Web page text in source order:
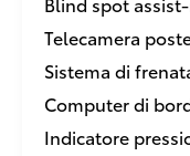
Telecamera
Sistema di
Computer di
Indicatore